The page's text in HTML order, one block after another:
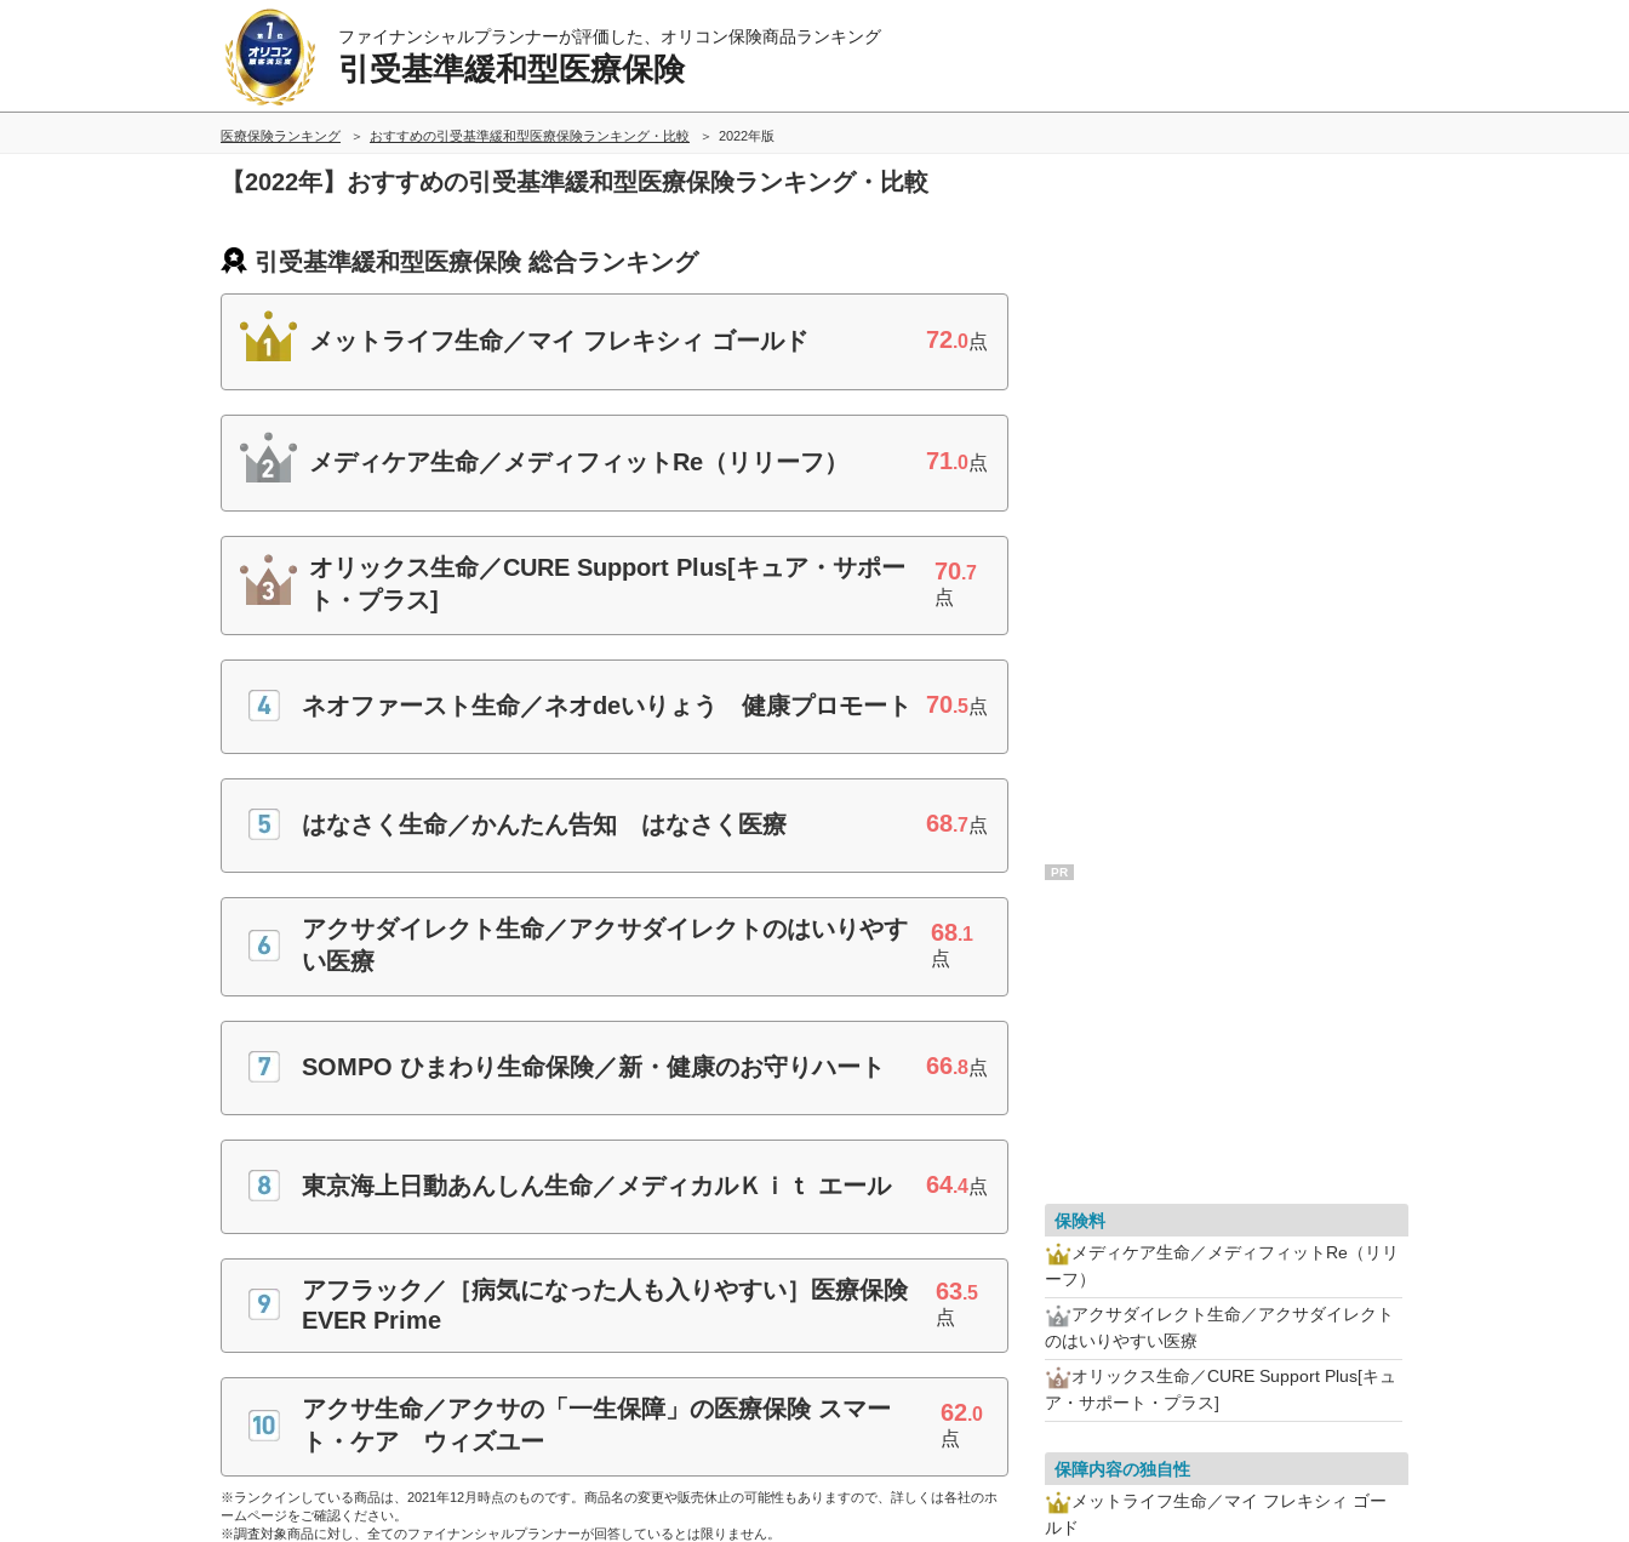
ファイナンシャルプランナーが評価した、オリコン保険商品ランキング
引受基準緩和型医療保険
医療保険ランキング おすすめの引受基準緩和型医療保険ランキング・比較 2022年版
【2022年】おすすめの引受基準緩和型医療保険ランキング・比較
引受基準緩和型医療保険 総合ランキング
メットライフ生命／マイ フレキシィ ゴールド 72.0点
メディケア生命／メディフィットRe（リリーフ） 71.0点
オリックス生命／CURE Support Plus[キュア・サポー
ト・プラス]
70.7
点
ネオファースト生命／ネオdeいりょう 健康プロモート 70.5点
はなさく生命／かんたん告知 はなさく医療 68.7点
アクサダイレクト生命／アクサダイレクトのはいりやす
い医療
68.1
点
SOMPO ひまわり生命保険／新・健康のお守りハート 66.8点
東京海上日動あんしん生命／メディカルＫｉｔ エール 64.4点
アフラック／［病気になった人も入りやすい］医療保険
EVER Prime
63.5
点
アクサ生命／アクサの「一生保障」の医療保険 スマー
ト・ケア ウィズユー
62.0
点
※ランクインしている商品は、2021年12月時点のものです。商品名の変更や販売休止の可能性もありますので、詳しくは各社のホ
ームページをご確認ください。
※調査対象商品に対し、全てのファイナンシャルプランナーが回答しているとは限りません。
PR
保険料
メディケア生命／メディフィットRe（リリ
ーフ）
アクサダイレクト生命／アクサダイレクト
のはいりやすい医療
オリックス生命／CURE Support Plus[キュ
ア・サポート・プラス]
保障内容の独自性
メットライフ生命／マイ フレキシィ ゴー
ルド